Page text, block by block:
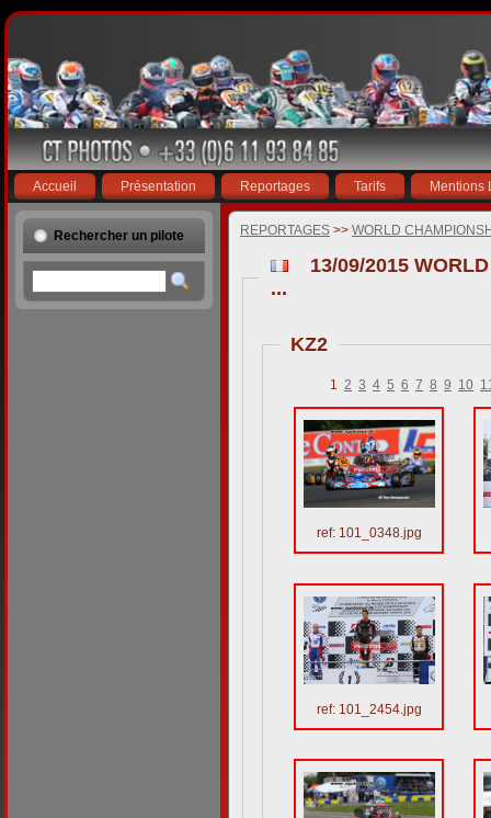
Accueil Présentation Reportages Tarifs Mentions
Rechercher un pilote REPORTAGES >> WORLD
13/09/2015
...
KZ2
1 2 3 4 5 6 7 8 9 10
ref: 101_0348.jpg
ref: 101_2454.jpg